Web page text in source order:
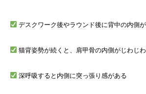
デスクワーク後やラウンド後に背中の内側
猫背姿勢が続くと、肩甲骨の内側がじわじ
深呼吸すると内側に突っ張り感がある